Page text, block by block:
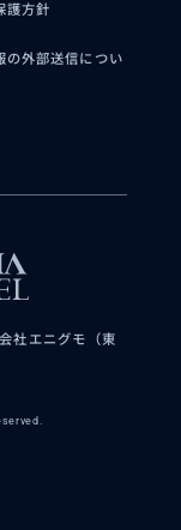
護方針
の外部送信につい
社エニグモ（東